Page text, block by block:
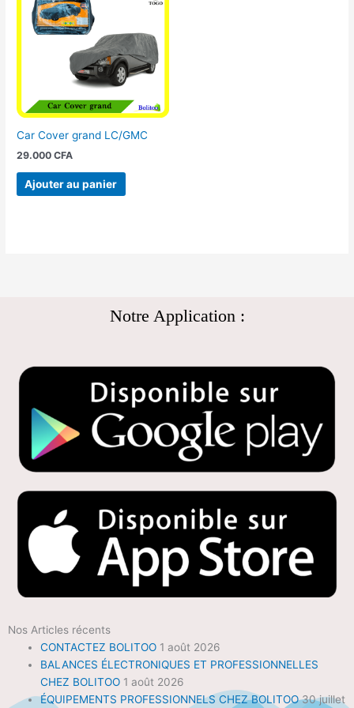
Car Cover grand LC/GMC
29.000CFA
Ajouter au panier
Notre Application :
Nos Articles récents
CONTACTEZ BOLITOO 1 août 2026
BALANCES ÉLECTRONIQUES ET PROFESSIONNELLES
CHEZ BOLITOO 1 août 2026
ÉQUIPEMENTS PROFESSIONNELS CHEZ BOLITOO 30 juillet